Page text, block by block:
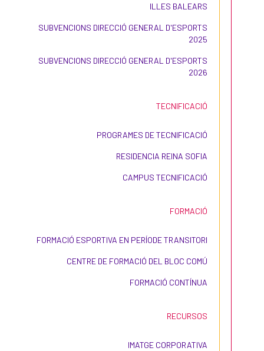
ILLES BALEARS
SUBVENCIONS DIRECCIÓ GENERAL D'ESPORTS
2025
SUBVENCIONS DIRECCIÓ GENERAL D'ESPORTS
2026
TECNIFICACIÓ
PROGRAMES DE TECNIFICACIÓ
RESIDENCIA REINA SOFIA
CAMPUS TECNIFICACIÓ
FORMACIÓ
FORMACIÓ ESPORTIVA EN PERÍODE TRANSITORI
CENTRE DE FORMACIÓ DEL BLOC COMÚ
FORMACIÓ CONTÍNUA
RECURSOS
IMATGE CORPORATIVA